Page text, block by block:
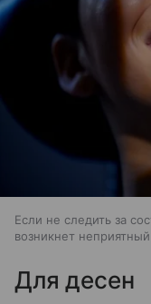
Если не следить за
возникнет неприятный
Для десен